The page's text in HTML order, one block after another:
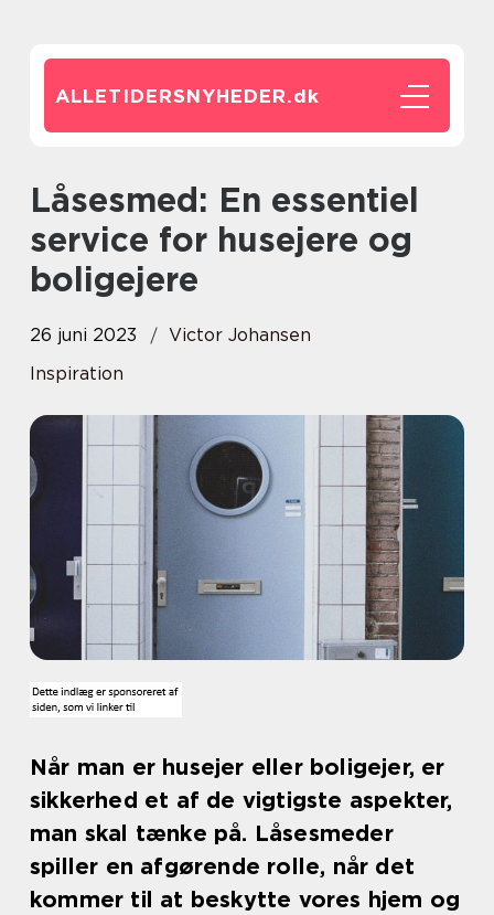
ALLETIDERSNYHEDER.dk
Låsesmed: En essentiel
service for husejere og
boligejere
26 juni 2023
Victor Johansen
Inspiration
Når man er husejer eller boligejer, er
sikkerhed et af de vigtigste aspekter,
man skal tænke på. Låsesmeder
spiller en afgørende rolle, når det
kommer til at beskytte vores hjem og